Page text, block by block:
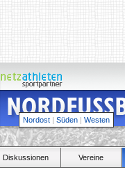
Nordost | Süden | Westen
Diskussionen Vereine